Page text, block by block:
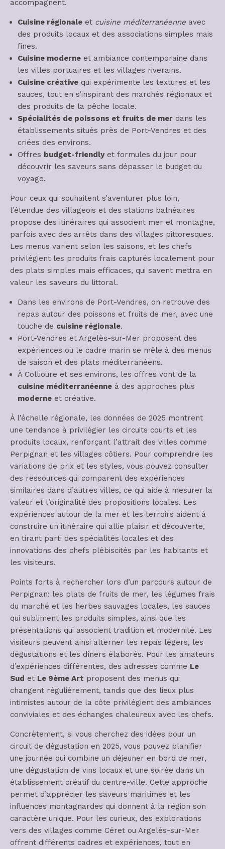
accompagnent.
Cuisine régionale et cuisine méditerranéenne avec
des produits locaux et des associations simples mais
fines.
Cuisine moderne et ambiance contemporaine dans
les villes portuaires et les villages riverains.
Cuisine créative qui expérimente les textures et les
sauces, tout en s’inspirant des marchés régionaux et
des produits de la pêche locale.
Spécialités de poissons et fruits de mer dans les
établissements situés près de Port-Vendres et des
criées des environs.
Offres budget-friendlyet formules du jour pour
découvrir les saveurs sans dépasser le budget du
voyage.
Pour ceux qui souhaitent s’aventurer plus loin,
l’étendue des villageois et des stations balnéaires
propose des itinéraires qui associent mer et montagne,
parfois avec des arrêts dans des villages pittoresques.
Les menus varient selon les saisons, et les chefs
privilégient les produits frais capturés localement pour
des plats simples mais efficaces, qui savent mettra en
valeur les saveurs du littoral.
Dans les environs de Port-Vendres, on retrouve des
repas autour des poissons et fruits de mer, avec une
touche de cuisine régionale.
Port-Vendres et Argelès-sur-Mer proposent des
expériences où le cadre marin se mêle à des menus
de saison et des plats méditerranéens.
À Collioure et ses environs, les offres vont de la
cuisine méditerranéenne à des approches plus
moderne et créative.
À l’échelle régionale, les données de 2025 montrent
une tendance à privilégier les circuits courts et les
produits locaux, renforçant l’attrait des villes comme
Perpignan et les villages côtiers. Pour comprendre les
variations de prix et les styles, vous pouvez consulter
des ressources qui comparent des expériences
similaires dans d’autres villes, ce qui aide à mesurer la
valeur et l’originalité des propositions locales. Les
expériences autour de la mer et les terroirs aident à
construire un itinéraire qui allie plaisir et découverte,
en tirant parti des spécialités locales et des
innovations des chefs plébiscités par les habitants et
les visiteurs.
Points forts à rechercher lors d’un parcours autour de
Perpignan: les plats de fruits de mer, les légumes frais
du marché et les herbes sauvages locales, les sauces
qui subliment les produits simples, ainsi que les
présentations qui associent tradition et modernité. Les
visiteurs peuvent ainsi alterner les repas légers, les
dégustations et les dîners élaborés. Pour les amateurs
d’expériences différentes, des adresses comme Le
Sud et Le 9ème Art proposent des menus qui
changent régulièrement, tandis que des lieux plus
intimistes autour de la côte privilégient des ambiances
conviviales et des échanges chaleureux avec les chefs.
Concrètement, si vous cherchez des idées pour un
circuit de dégustation en 2025, vous pouvez planifier
une journée qui combine un déjeuner en bord de mer,
une dégustation de vins locaux et une soirée dans un
établissement créatif du centre-ville. Cette approche
permet d’apprécier les saveurs maritimes et les
influences montagnardes qui donnent à la région son
caractère unique. Pour les curieux, des explorations
vers des villages comme Céret ou Argelès-sur-Mer
offrent différents cadres et expériences, tout en